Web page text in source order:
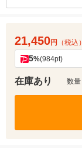
21,450円 （税込）
5%(984pt)
在庫あり 数量